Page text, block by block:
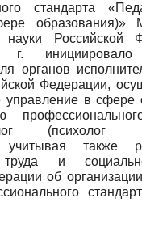
стандарта
образования)»
науки Российской
инициировало
органов
Федерации,
управление в сфере
учитывая также
труда и
об